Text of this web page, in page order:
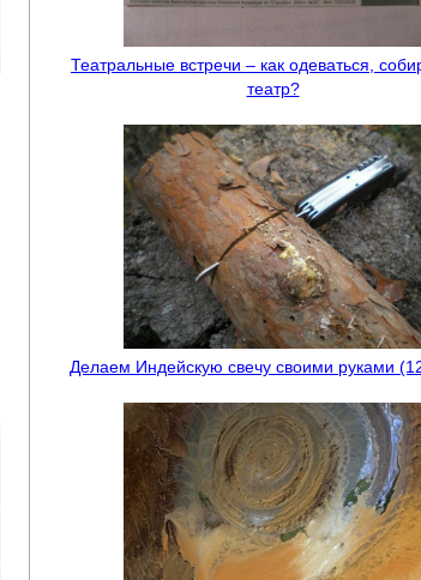
Театральные встречи – как одеваться,
театр?
Делаем Индейскую свечу своими руками